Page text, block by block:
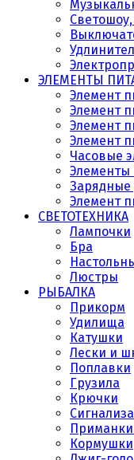
ЭЛЕМЕНТЫ
Элемент
Элемент
Элемент
Элемент
Часовые
Элементы
Зарядные
Элемент
СВЕТОТЕХНИКА
Лампочки
Бра
Люстры
РЫБАЛКА
Прикорм
Удилища
Катушки
Лески и
Поплавки
Грузила
Крючки
Кормушки